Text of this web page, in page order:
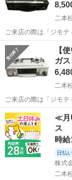
二本
ご来店の際は「ジモテ
＊＊ ＊ ＊＊ ＊ ＊＊ リンナイ ガスコンロ RT-
年
福島 二本松市
【
ガ
二本
ご来店の際は「ジモテ
＊＊ ＊ ＊＊ ＊ ＊＊ ご覧いただきありがとうござい
福島 二本松市
≪月
ス
時
日払
株式
二本